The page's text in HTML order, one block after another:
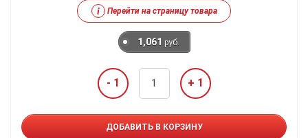
i Перейти на страницу товара
1,061 руб.
- 1 + 1
ДОБАВИТЬ В КОРЗИНУ